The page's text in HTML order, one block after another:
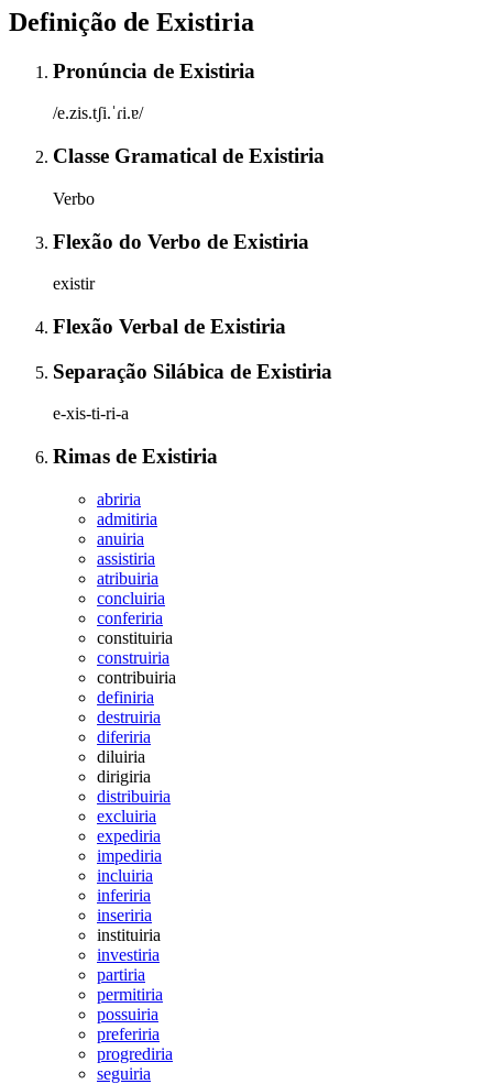
Definição de Existiria
Pronúncia de Existiria
/e.zis.tʃi.ˈɾi.ɐ/
Classe Gramatical de Existiria
Verbo
Flexão do Verbo de Existiria
existir
Flexão Verbal de Existiria
Separação Silábica de Existiria
e-xis-ti-ri-a
Rimas de Existiria
abriria
admitiria
anuiria
assistiria
atribuiria
concluiria
conferiria
constituiria
construiria
contribuiria
definiria
destruiria
diferiria
diluiria
dirigiria
distribuiria
excluiria
expediria
impediria
incluiria
inferiria
inseriria
instituiria
investiria
partiria
permitiria
possuiria
preferiria
progrediria
seguiria